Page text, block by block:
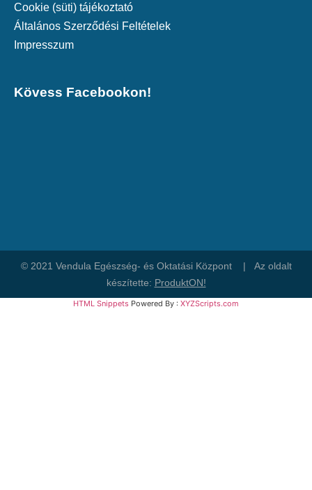
Cookie (süti) tájékoztató
Általános Szerződési Feltételek
Impresszum
Kövess Facebookon!
© 2021 Vendula Egészség- és Oktatási Központ | Az oldalt
készítette: ProduktON!
HTML Snippets Powered By : XYZScripts.com